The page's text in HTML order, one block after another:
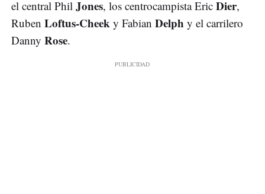
el central Phil Jones, los centrocampista Eric Dier,
Ruben Loftus-Cheek y Fabian Delph y el carrilero
Danny Rose.